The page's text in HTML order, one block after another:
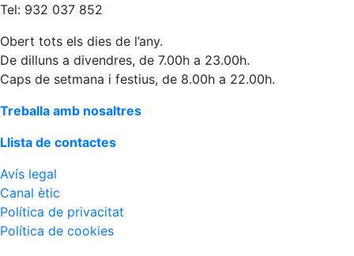
Tel: 932 037 852
Obert tots els dies de l’any.
De dilluns a divendres, de 7.00h a 23.00h.
Caps de setmana i festius, de 8.00h a 22.00h.
Treballa amb nosaltres
Llista de contactes
Avís legal
Canal ètic
Política de privacitat
Política de cookies